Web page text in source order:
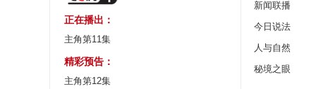
正在播出：
主角第11集
精彩预告：
主角第12集
新闻联播
今日说法
人与自然
秘境之眼